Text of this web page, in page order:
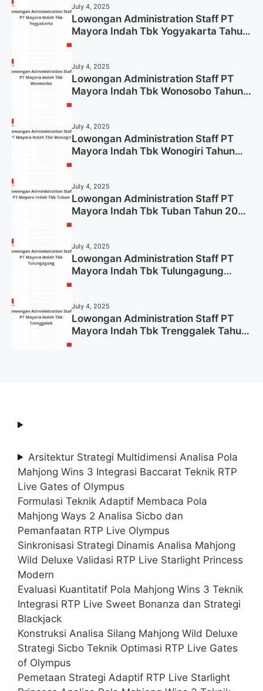
July 4, 2025
Lowongan Administration Staff PT
Mayora Indah Tbk Yogyakarta Tahun
July 4, 2025
Lowongan Administration Staff PT
Mayora Indah Tbk Wonosobo Tahun
July 4, 2025
Lowongan Administration Staff PT
Mayora Indah Tbk Wonogiri Tahun
July 4, 2025
Lowongan Administration Staff PT
Mayora Indah Tbk Tuban Tahun 2025
July 4, 2025
Lowongan Administration Staff PT
Mayora Indah Tbk Tulungagung
July 4, 2025
Lowongan Administration Staff PT
Mayora Indah Tbk Trenggalek Tahun
Arsitektur Strategi Multidimensi Analisa Pola
Mahjong Wins 3 Integrasi Baccarat Teknik RTP
Live Gates of Olympus
Formulasi Teknik Adaptif Membaca Pola
Mahjong Ways 2 Analisa Sicbo dan
Pemanfaatan RTP Live Olympus
Sinkronisasi Strategi Dinamis Analisa Mahjong
Wild Deluxe Validasi RTP Live Starlight Princess
Modern
Evaluasi Kuantitatif Pola Mahjong Wins 3 Teknik
Integrasi RTP Live Sweet Bonanza dan Strategi
Blackjack
Konstruksi Analisa Silang Mahjong Wild Deluxe
Strategi Sicbo Teknik Optimasi RTP Live Gates
of Olympus
Pemetaan Strategi Adaptif RTP Live Starlight